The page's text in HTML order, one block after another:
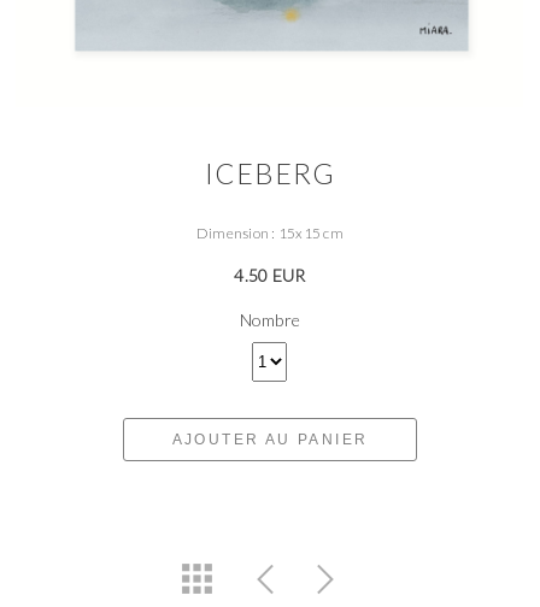
ICEBERG
Dimension : 15x15 cm
4.50 EUR
Nombre
AJOUTER AU PANIER